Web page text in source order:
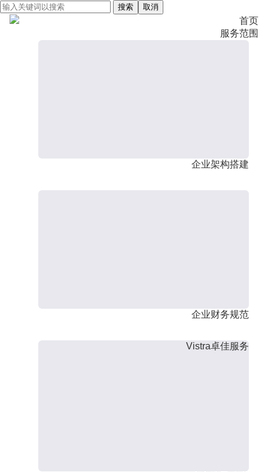
搜索 取消
首页
服务范围
企业架构搭建
企业财务规范
Vistra卓佳服务